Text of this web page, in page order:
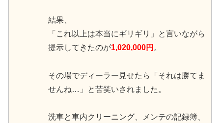
結果、
「これ以上は本当にギリギリ」と言いながら
提示してきたのが1,020,000円 。
その場でディーラー見せたら「それは勝てま
せんね…」と苦笑いされました。
洗車と車内クリーニング、メンテの記録簿、